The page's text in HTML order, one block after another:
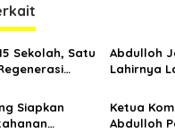
Sekolah, Satu
Abdulloh
Lahirnya
Jawaban
Rakyat
Siapkan
Ketua
Abdulloh